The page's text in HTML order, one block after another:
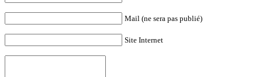
Mail (ne sera pas publié)
Site Internet